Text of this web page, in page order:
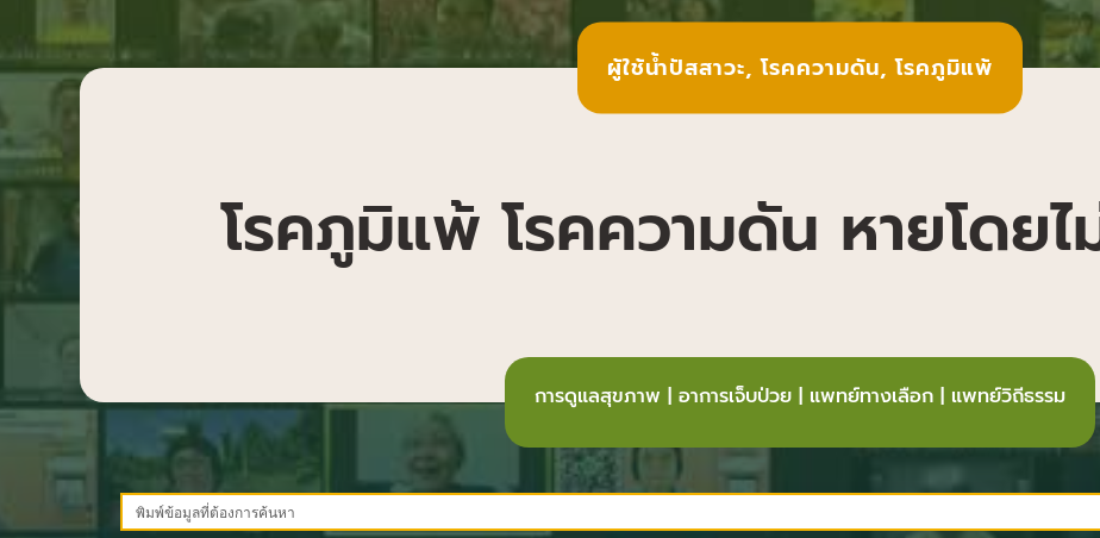
ผู้ใช้น้ำปัสสาวะ,โรคความดัน,โรคภูมิแพ้
โรคภูมิแพ้ โรคความดัน หายโดย
การดูแลสุขภาพ | อาการเจ็บป่วย| แพทย์ทางเลือก| แพทย์วิถีธรรม